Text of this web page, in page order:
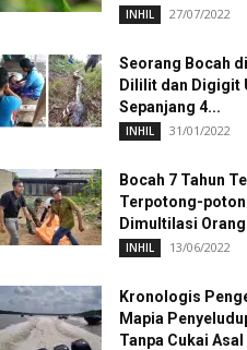
INHIL 27/07/2022
Seorang Bocah
Dililit dan Digigit
Sepanjang 4...
INHIL 31/01/2022
Bocah 7 Tahun
Terpotong-
Dimultilasi
INHIL 13/06/2022
Kronologis
Mapia
Tanpa Cukai